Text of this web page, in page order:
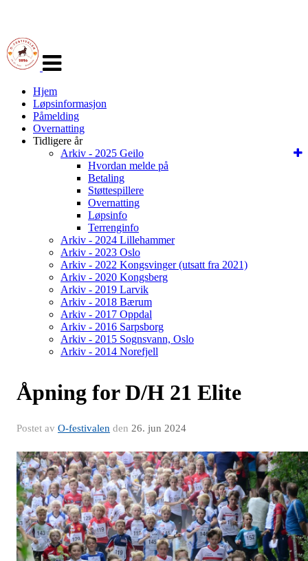
navigasjon
Hjem
Løpsinformasjon
Påmelding
Overnatting
Tidligere år
Arkiv - 2025 Geilo
Hvordan melde på
Betaling
Støttespillere
Overnatting
Løpsinfo
Terrenginfo
Arkiv - 2024 Lillehammer
Arkiv - 2023 Oslo
Arkiv - 2022 Kongsvinger (utsatt fra 2021)
Arkiv - 2020 Kongsberg
Arkiv - 2019 Larvik
Arkiv - 2018 Bærum
Arkiv - 2017 Oppdal
Arkiv - 2016 Sarpsborg
Arkiv - 2015 Sognsvann, Oslo
Arkiv - 2014 Norefjell
Åpning for D/H 21 Elite
Postet av O-festivalen den 26. jun 2024